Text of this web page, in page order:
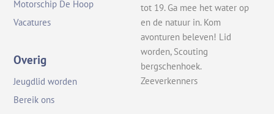
Motorschip De Hoop
Vacatures
Overig
Jeugdlid worden
Bereik ons
tot 19. Ga mee het water op
en de natuur in. Kom
avonturen beleven! Lid
worden, Scouting
bergschenhoek.
Zeeverkenners